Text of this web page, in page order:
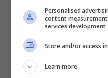
sfida mozzafiato
Sfida di lusso tra
Mercedes AMG-GT
Personalised
content
services development
Store and/or access
Learn more